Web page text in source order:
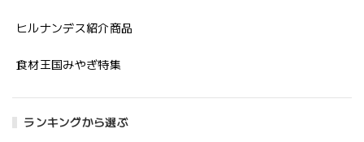
ヒルナンデス紹介商品
食材王国みやぎ特集
ランキングから選ぶ